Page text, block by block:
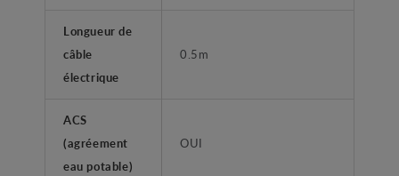
Longueur de
câble
électrique
0.5m
ACS
(agréement
eau potable)
OUI